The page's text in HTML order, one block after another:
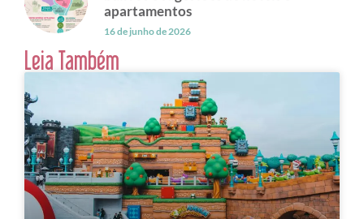
apartamentos
16 de junho de 2026
Leia Também